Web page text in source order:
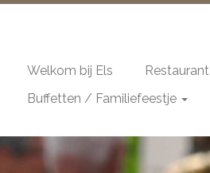
Welkom bij Els Restaurant
Buffetten / Familiefeestje